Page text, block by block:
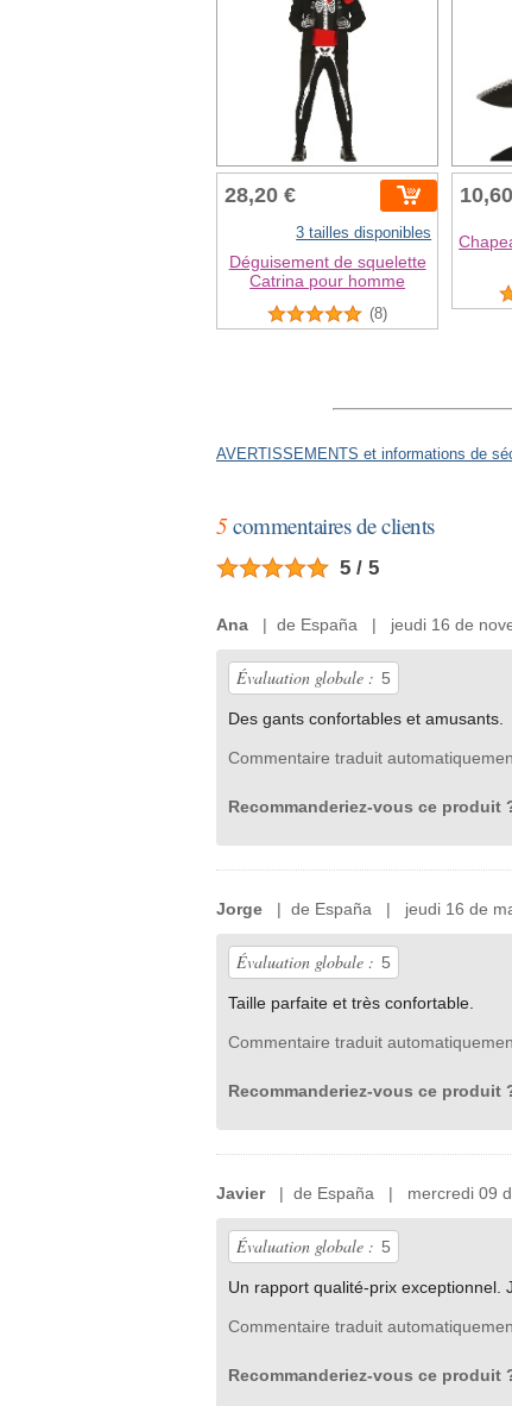
28,20 €
3 tailles disponibles
Déguisement de squelette
Catrina pour homme
(8)
AVERTISSEMENTS et informations de
5commentaires de clients
5 / 5
Ana | de España | jeudi 16 de
Évaluation globale : 5
Des gants confortables et amusants.
Commentaire traduit
Recommanderiez-vous ce produit
Jorge | de España | jeudi 16 de
Évaluation globale : 5
Taille parfaite et très confortable.
Commentaire traduit
Recommanderiez-vous ce produit
Javier| de España | mercredi 09
Évaluation globale : 5
Un rapport qualité-prix exceptionnel.
Commentaire traduit
Recommanderiez-vous ce produit